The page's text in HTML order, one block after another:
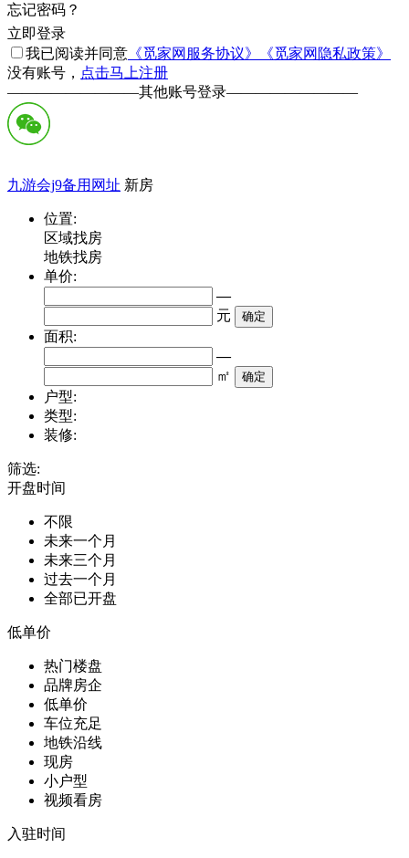
忘记密码？
立即登录
我已阅读并同意 《觅家网服务协议》
《觅家网隐私政策》
没有账号， 点击马上注册
—————————其他账号登录—————————
九游会j9备用网址 新房
位置:
区域找房
地铁找房
单价:
—
元
面积:
—
㎡
户型:
类型:
装修:
筛选:
开盘时间
不限
未来一个月
未来三个月
过去一个月
全部已开盘
低单价
热门楼盘
品牌房企
低单价
车位充足
地铁沿线
现房
小户型
视频看房
入驻时间